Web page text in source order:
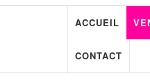
ACCUEIL
CONTACT